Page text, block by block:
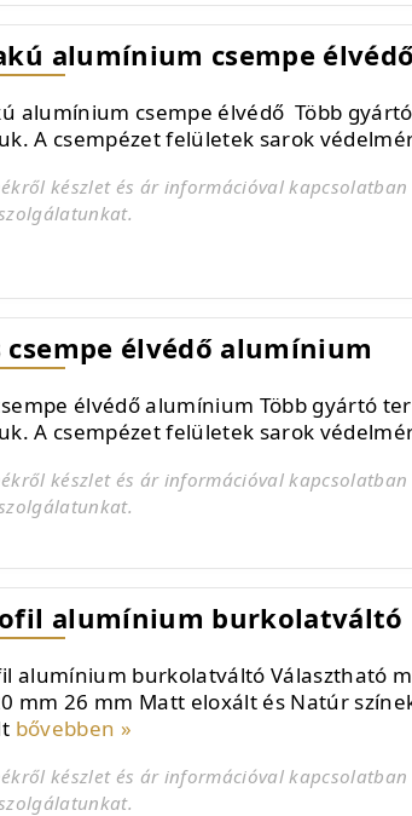
alumínium csempe
alumínium csempe élvédő Több
A csempézet felületek sarok
készlet és ár információval kapcsolatban
csempe élvédő alumínium
élvédő alumínium Több gyártó
A csempézet felületek sarok
készlet és ár információval kapcsolatban
alumínium burkolatváltó
alumínium burkolatváltó Választható
mm 26 mm Matt eloxált és Natúr
bővebben »
készlet és ár információval kapcsolatban